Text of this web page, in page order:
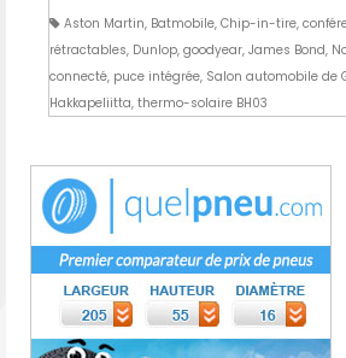
Aston Martin, Batmobile, Chip-in-tire,
rétractables, Dunlop, goodyear, James Bond,
connecté, puce intégrée, Salon automobile de
Hakkapeliitta, thermo-solaire BH03